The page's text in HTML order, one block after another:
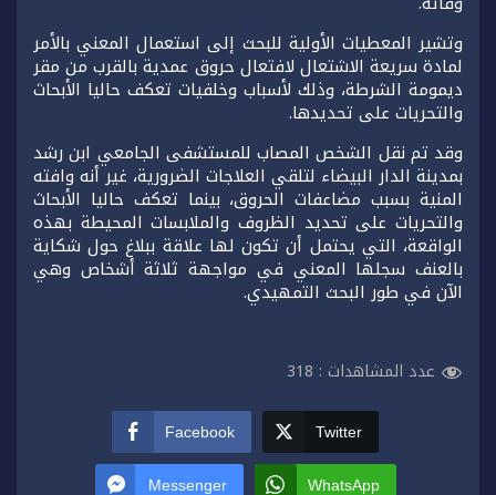
وتشير المعطيات الأولية للبحث إلى استعمال المعني بالأمر
لمادة سريعة الاشتعال لافتعال حروق عمدية بالقرب من مقر
ديمومة الشرطة، وذلك لأسباب وخلفيات تعكف حاليا الأبحاث
والتحريات على تحديدها.
وقد تم نقل الشخص المصاب للمستشفى الجامعي ابن رشد
بمدينة الدار البيضاء لتلقي العلاجات الضرورية، غير أنه وافته
المنية بسبب مضاعفات الحروق، بينما تعكف حاليا الأبحاث
والتحريات على تحديد الظروف والملابسات المحيطة بهذه
الواقعة، التي يحتمل أن تكون لها علاقة ببلاغ حول شكاية
بالعنف سجلها المعني في مواجهة ثلاثة أشخاص وهي
الآن في طور البحث التمهيدي.
عدد المشاهدات : 318
Facebook Twitter
Messenger WhatsApp